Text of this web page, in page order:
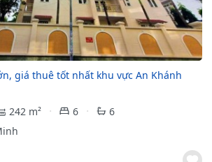
giá thuê tốt nhất khu vực An Khánh
242 m² 6
6